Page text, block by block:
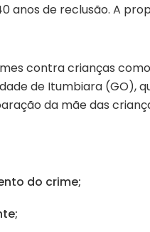
anos de reclusão. A
contra crianças
de Itumbiara (GO),
da mãe das
do crime;